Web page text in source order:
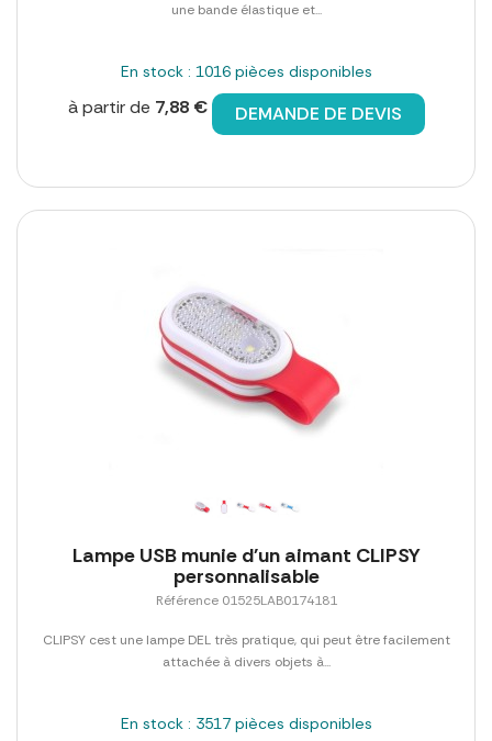
une bande élastique et...
En stock : 1016 pièces disponibles
à partir de 7,88 € DEMANDE DE DEVIS
Lampe USB munie d'un aimant CLIPSY
personnalisable
Référence 01525LAB0174181
CLIPSY cest une lampe DEL très pratique, qui peut être facilement
attachée à divers objets à...
En stock : 3517 pièces disponibles